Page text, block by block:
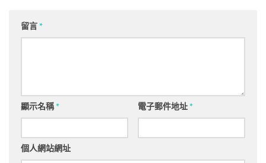
留言*
顯示名稱* 電子郵件地址*
個人網站網址